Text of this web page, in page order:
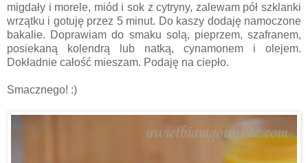
migdały i morele, miód i sok z cytryny, zalewam pół szklanki
wrzątku i gotuję przez 5 minut. Do kaszy dodaję namoczone
bakalie. Doprawiam do smaku solą, pieprzem, szafranem,
posiekaną kolendrą lub natką, cynamonem i olejem.
Dokładnie całość mieszam. Podaję na ciepło.
Smacznego! :)